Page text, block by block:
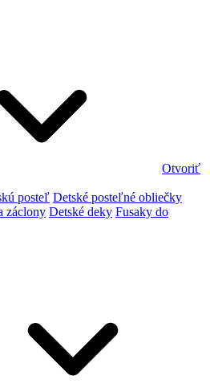
Otvoriť
posteľ Detské posteľné obliečky
záclony Detské deky Fusaky do